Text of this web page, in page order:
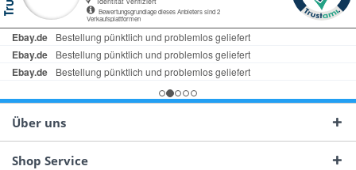
Über uns
Shop Service